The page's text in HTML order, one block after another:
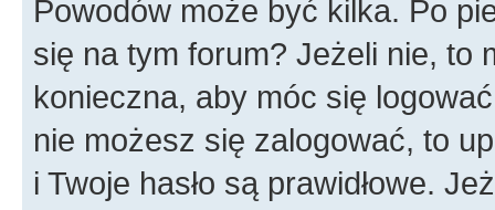
Powodów może być kilka. Po
się na tym forum? Jeżeli nie, to
konieczna, aby móc się
nie możesz się zalogować, to
i Twoje hasło są prawidłowe.